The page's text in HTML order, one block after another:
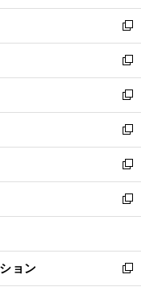
開
く
ウ
で
開
く
ン
ド
ウ
で
開
く
新
し
い
ウ
ィ
ン
ド
ウ
で
開
く
新
し
い
ウ
ィ
ン
ド
ウ
で
開
新
し
い
ウ
ィ
ン
ド
ウ
開
く
新
し
い
ウ
ィ
ン
ウ
で
新
し
い
ウ
ン
ド
新
し
ウ
ィ
ョン
新